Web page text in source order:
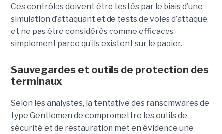
Ces contrôles doivent être testés par le biais d’une
simulation d’attaquant et de tests de voies d’attaque,
et ne pas être considérés comme efficaces
simplement parce qu’ils existent sur le papier.
Sauvegardes et outils de protection des
terminaux
Selon les analystes, la tentative des ransomwares de
type Gentlemen de compromettre les outils de
sécurité et de restauration met en évidence une